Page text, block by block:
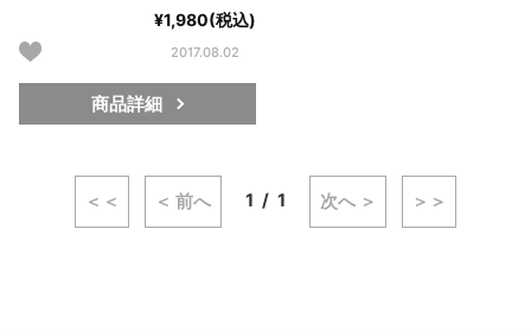
¥1,980(税込)
2017.08.02
商品詳細
＜＜ ＜ 前へ 1 1 次へ ＞ ＞＞